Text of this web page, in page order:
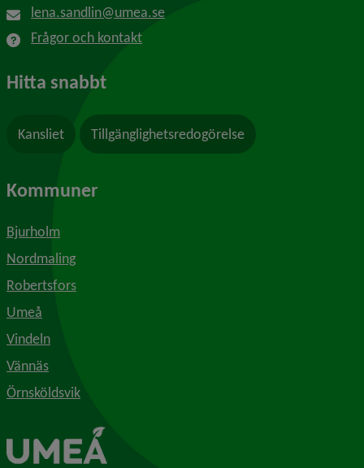
lena.sandlin@umea.se
Frågor och kontakt
Hitta snabbt
Kansliet Tillgänglighetsredogörelse
Kommuner
Bjurholm
Nordmaling
Robertsfors
Umeå
Vindeln
Vännäs
Örnsköldsvik